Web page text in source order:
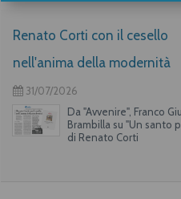
Renato Corti con il cesello
nell'anima della modernità
31/07/2026
Da "Avvenire", Franco
Brambilla su "Un santo
di Renato Corti